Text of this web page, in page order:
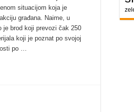
situacijom koja je
građana. Naime, u
je brod koji prevozi čak 250
koji je poznat po svojoj
po …